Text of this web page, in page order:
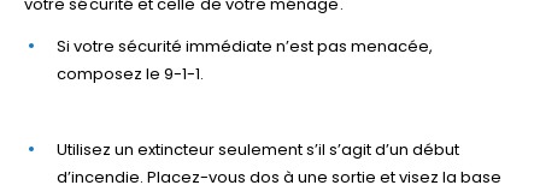
Si votre sécurité immédiate n’est pas menacée,
composez le 9-1-1.
Utilisez un extincteur seulement s’il s’agit d’un début
d’incendie. Placez-vous dos à une sortie et visez la base